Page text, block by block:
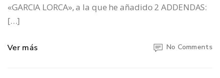
«GARCIA LORCA», a la que he añadido 2 ADDENDAS:
[…]
Ver más No Comments